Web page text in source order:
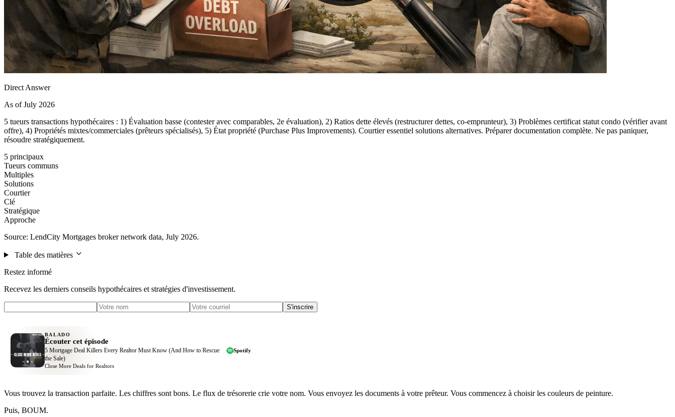
Direct Answer
As of July 2026
5 tueurs transactions hypothécaires : 1) Évaluation basse (contester avec comparables, 2e évaluation), 2) Ratios dette élevés (restructurer dettes, co-emprunteur), 3) Problèmes certificat statut condo (vérifier avant
offre), 4) Propriétés mixtes/commerciales (prêteurs spécialisés), 5) État propriété (Purchase Plus Improvements). Courtier essentiel solutions alternatives. Préparer documentation complète. Ne pas paniquer,
résoudre stratégiquement.
5 principaux
Tueurs communs
Multiples
Solutions
Courtier
Clé
Stratégique
Approche
Source: LendCity Mortgages broker network data, July 2026.
Table des matières
Restez informé
Recevez les derniers conseils hypothécaires et stratégies d'investissement.
S'inscrire
BALADO
Écouter cet épisode
5 Mortgage Deal Killers Every Realtor Must Know (And How to Rescue
the Sale)
Close More Deals for Realtors
Spotify
Vous trouvez la transaction parfaite. Les chiffres sont bons. Le flux de trésorerie crie votre nom. Vous envoyez les documents à votre prêteur. Vous commencez à choisir les couleurs de peinture.
Puis, BOUM.